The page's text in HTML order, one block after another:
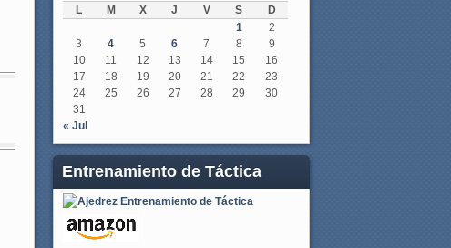
L M X J V S
D
1
2
3
4 5 6 7 8
9
10
11 12 13 14 15
16
17
18 19 20 21 22
23
24
25 26 27 28 29
30
31
« Jul
Entrenamiento de Táctica